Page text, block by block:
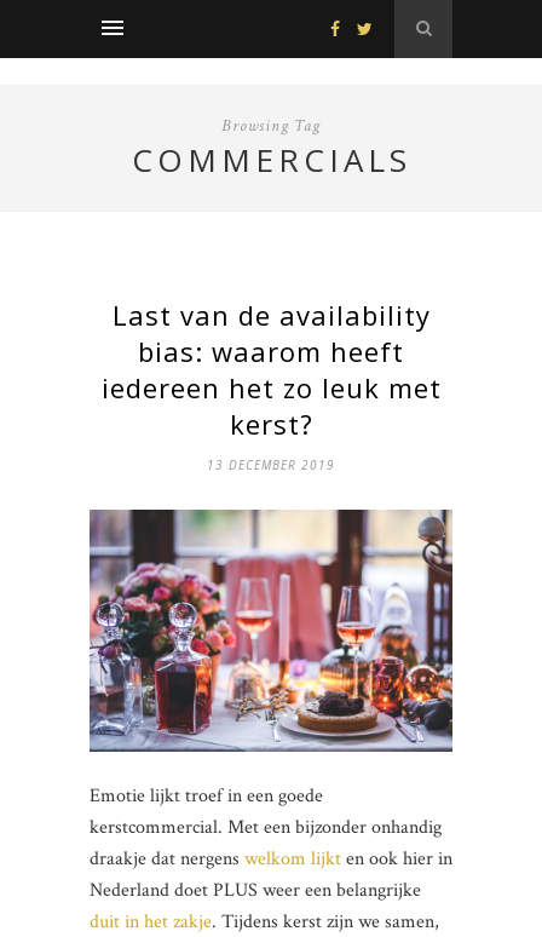
Browsing Tag
COMMERCIALS
Last van de availability
bias: waarom heeft
iedereen het zo leuk met
kerst?
13 DECEMBER 2019
Emotie lijkt troef in een goede
kerstcommercial. Met een bijzonder onhandig
draakje dat nergens welkom lijkten ook hier in
Nederland doet PLUS weer een belangrijke
duit in het zakje. Tijdens kerst zijn we samen,